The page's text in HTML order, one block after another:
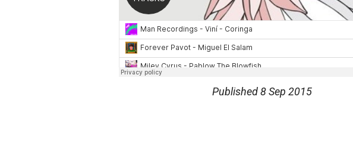
Published8 Sep 2015